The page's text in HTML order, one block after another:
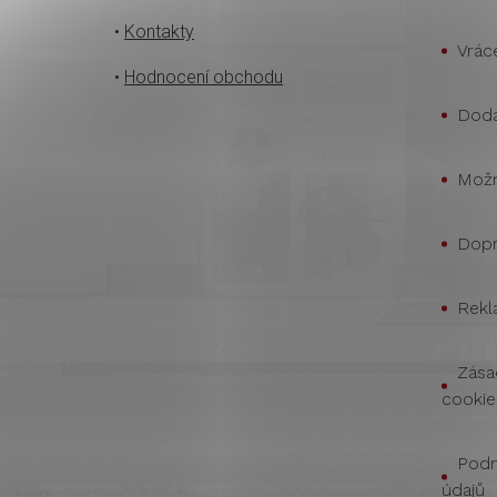
• Kontakty
• Hodnocení obchodu
údajů